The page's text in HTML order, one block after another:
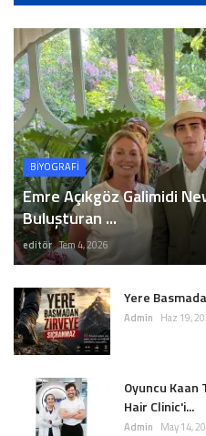
BİYOGRAFİ
Emre Açıkgöz Galimidi
Buluşturan ...
editör Tem 4, 2026
Yere
Admin Haz 19,
Oyuncu Kaan
Hair Clinic'i...
Admin May 14,